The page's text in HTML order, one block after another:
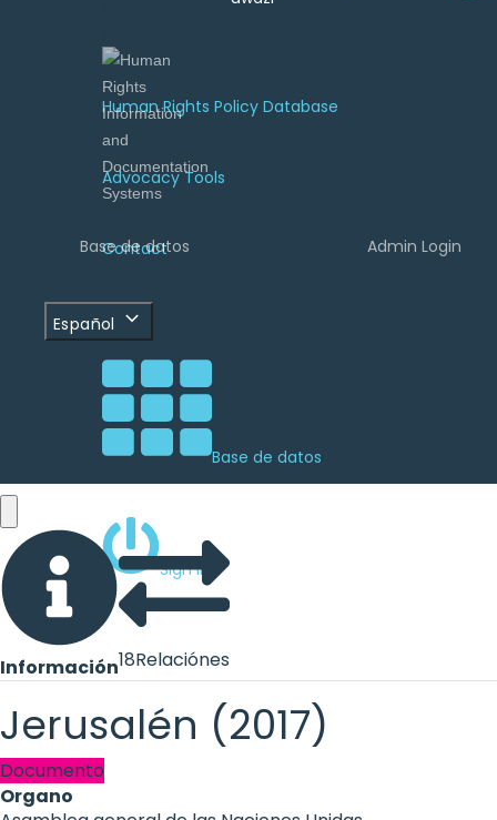
Human Rights Policy Database
Advocacy Tools
Contact
Español
Base de datos
Sign ins
Base de datos Admin Login
Información18Relaciónes
Jerusalén (2017)
Documento
Organo